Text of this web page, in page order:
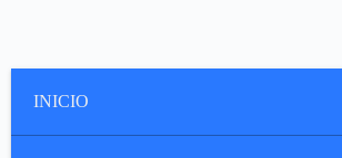
INICIO